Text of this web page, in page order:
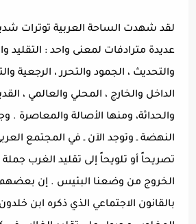
لقد شهدت الساحة العربية توترات
عديدة مترادفات لمعنى واحد : التقليد
والتحديث ، الجمود والتحرر ، الرجعية
الداخل والخارج ، المحلي والعالمي ،
والحداثة، ومنها الأصالة والمعاصرة
النهضة ـ وتوجد الآن ـ في المجتمع
تصريحاً أو تلويحاً إلى تقليد الغرب
الخروج من وضعنا البئيس . إن
بالقانون الاجتماعي الذي ذكره ابن